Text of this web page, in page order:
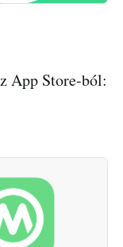
App Store-ból: